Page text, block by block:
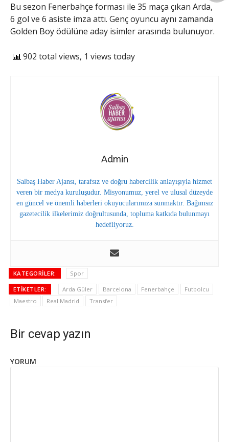
Bu sezon Fenerbahçe forması ile 35 maça çıkan Arda,
6 gol ve 6 asiste imza attı. Genç oyuncu aynı zamanda
Golden Boy ödülüne aday isimler arasında bulunuyor.
902 total views, 1 views today
Admin
Salbaş Haber Ajansı, tarafsız ve doğru habercilik anlayışıyla hizmet
veren bir medya kuruluşudur. Misyonumuz, yerel ve ulusal düzeyde
en güncel ve önemli haberleri okuyucularımıza sunmaktır. Bağımsız
gazetecilik ilkelerimiz doğrultusunda, topluma katkıda bulunmayı
hedefliyoruz.
KATEGORILER: Spor
ETIKETLER: Arda Güler Barcelona Fenerbahçe
Futbolcu
Maestro
Real Madrid Transfer
Bir cevap yazın
YORUM